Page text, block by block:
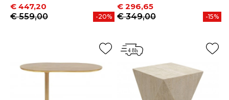
Prijs
€ 447,20
Normale prijs
€ 559,00
-20%
Prijs
€ 296,65
Normale prijs
€ 349,00
-15%